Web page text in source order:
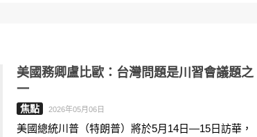
美國務卿盧比歐：台灣問題是川習會議題之
一
焦點 2026年05月06日
美國總統川普（特朗普）將於5月14日—15日訪華，